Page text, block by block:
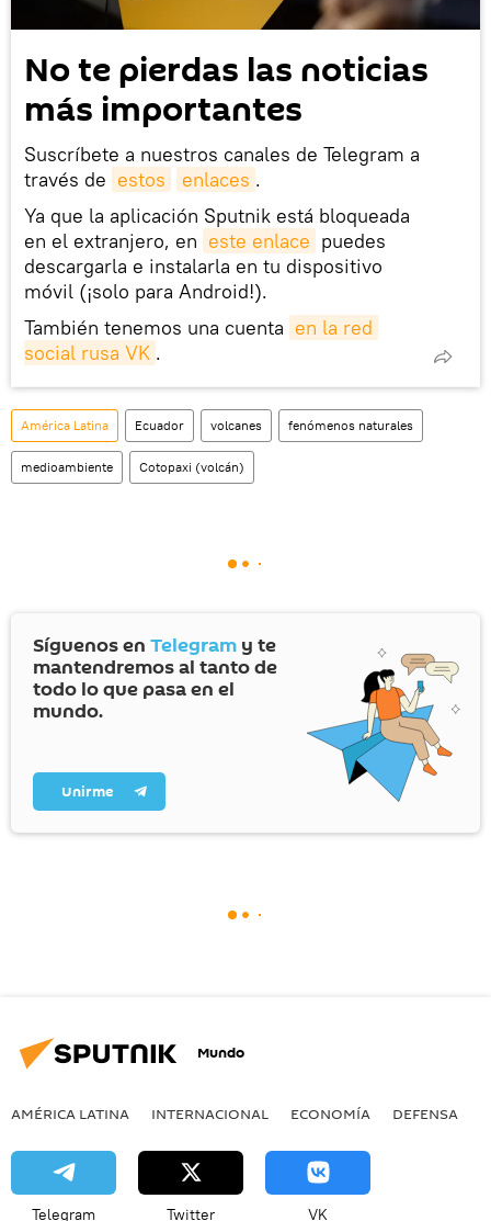
No te pierdas las noticias
más importantes
Suscríbete a nuestros canales de Telegram a
través de estos enlaces .
Ya que la aplicación Sputnik está bloqueada
en el extranjero, en este enlace puedes
descargarla e instalarla en tu dispositivo
móvil (¡solo para Android!).
También tenemos una cuenta en la red
social rusa VK .
América Latina Ecuador volcanes fenómenos naturales
medioambiente Cotopaxi (volcán)
Síguenos en Telegram y te
mantendremos al tanto de
todo lo que pasa en el
mundo.
Unirme
Mundo
AMÉRICA LATINA INTERNACIONAL ECONOMÍA DEFENSA
Telegram Twitter VK